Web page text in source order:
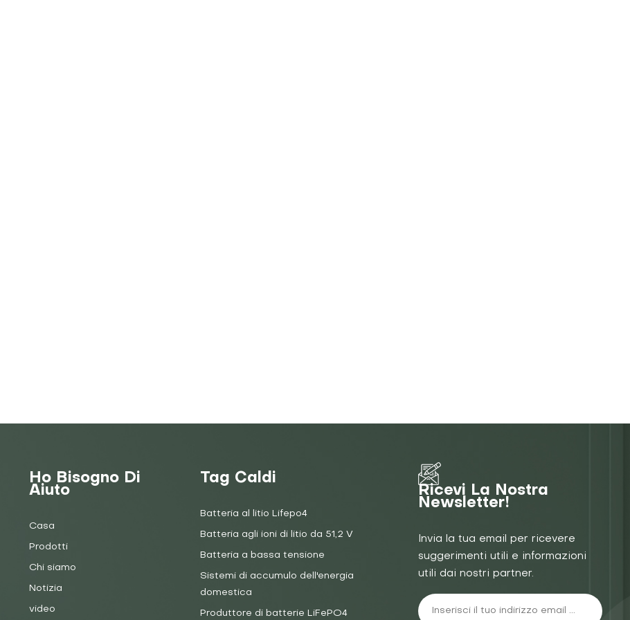
Ho Bisogno Di
Aiuto
Casa
Prodotti
Chi siamo
Notizia
video
Tag Caldi
Batteria al litio Lifepo4
Batteria agli ioni di litio da 51,2 V
Batteria a bassa tensione
Sistemi di accumulo dell'energia
domestica
Produttore di batterie LiFePO4
Ricevi La Nostra
Newsletter!
Invia la tua email per ricevere
suggerimenti utili e informazioni
utili dai nostri partner.